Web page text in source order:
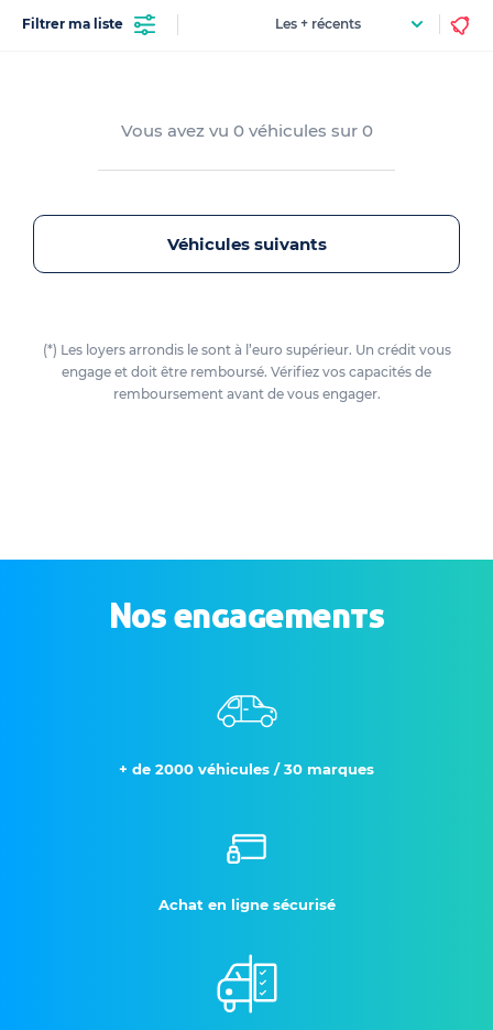
Filtrer ma liste
Vous avez vu 0 véhicules sur 0
Véhicules suivants
(*) Les loyers arrondis le sont à l’euro supérieur. Un crédit vous
engage et doit être remboursé. Vérifiez vos capacités de
remboursement avant de vous engager.
Nos engagements
+ de 2000 véhicules / 30 marques
Achat en ligne sécurisé